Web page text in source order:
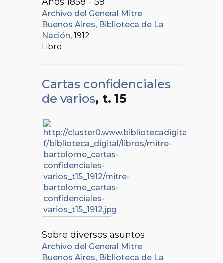
Archivo del General Mitre
Buenos Aires, Biblioteca de La
Nación, 1912
Libro
Cartas confidenciales
de varios, t. 15
Sobre diversos asuntos
Archivo del General Mitre
Buenos Aires, Biblioteca de La